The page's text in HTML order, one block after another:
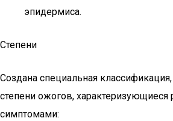
эпидермиса.
Степени
Создана специальная
степени ожогов,
симптомами: